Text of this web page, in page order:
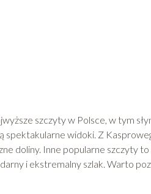
szczyty w Polsce, w tym
spektakularne widoki. Z
doliny. Inne popularne szczyty to
i ekstremalny szlak. Warto